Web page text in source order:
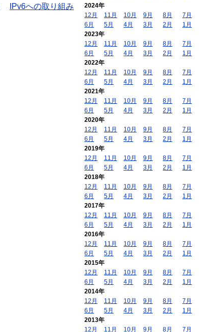
IPv6への取り組み
2024年
12月
11月 10月 9月 8月
7月
6月
5月 4月 3月 2月
1月
2023年
12月
11月 10月 9月 8月
7月
6月
5月 4月 3月 2月
1月
2022年
12月
11月 10月 9月 8月
7月
6月
5月 4月 3月 2月
1月
2021年
12月
11月 10月 9月 8月
7月
6月
5月 4月 3月 2月
1月
2020年
12月
11月 10月 9月 8月
7月
6月
5月 4月 3月 2月
1月
2019年
12月
11月 10月 9月 8月
7月
6月
5月 4月 3月 2月
1月
2018年
12月
11月 10月 9月 8月
7月
6月
5月 4月 3月 2月
1月
2017年
12月
11月 10月 9月 8月
7月
6月
5月 4月 3月 2月
1月
2016年
12月
11月 10月 9月 8月
7月
6月
5月 4月 3月 2月
1月
2015年
12月
11月 10月 9月 8月
7月
6月
5月 4月 3月 2月
1月
2014年
12月
11月 10月 9月 8月
7月
6月
5月 4月 3月 2月
1月
2013年
12月
11月 10月 9月 8月 7月